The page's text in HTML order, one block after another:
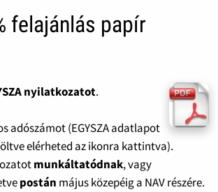
felajánlás papír
nyilatkozatot.
adószámot (EGYSZA adatlapot
elérheted az ikonra kattintva).
munkáltatódnak, vagy
postán május közepéig a NAV részére.